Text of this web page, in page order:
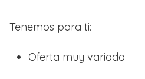
Tenemos para ti:
Oferta muy variada